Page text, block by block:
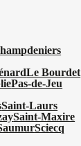
Le Bourdet
Pas-de-Jeu
Saint-Laurs
Saint-Maxire
Sciecq